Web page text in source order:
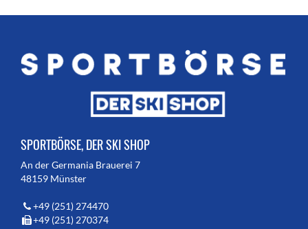
SPORTBÖRSE, DER SKI SHOP
An der Germania Brauerei 7
48159 Münster
+49 (251) 274470
+49 (251) 270374